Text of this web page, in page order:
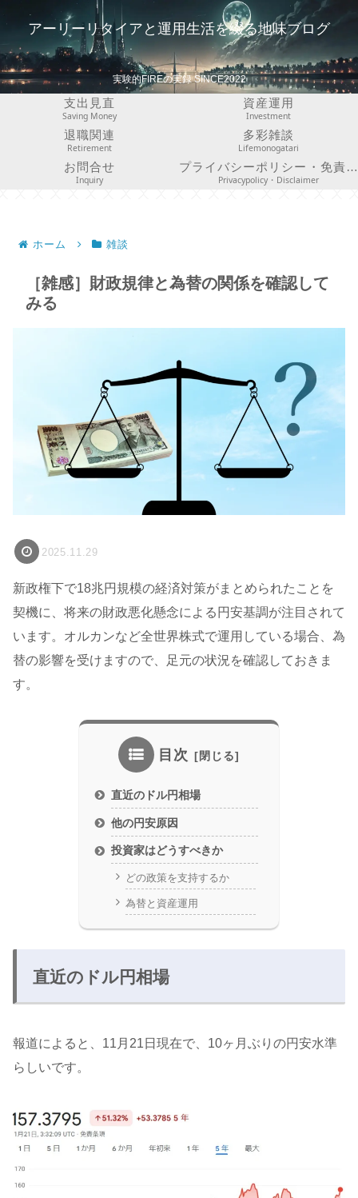
アーリーリタイアと運用生活を綴る地味ブログ
実験的FIREの実録 SINCE2022
支出見直
Saving Money
資産運用
Investment
退職関連
Retirement
多彩雑談
Lifemonogatari
お問合せ
Inquiry
プライバシーポリシー・免責事項
Privacypolicy・Disclaimer
ホーム 雑談
［雑感］財政規律と為替の関係を確認して
みる
2025.11.29
新政権下で18兆円規模の経済対策がまとめられたことを
契機に、将来の財政悪化懸念による円安基調が注目されて
います。オルカンなど全世界株式で運用している場合、為
替の影響を受けますので、足元の状況を確認しておきま
す。
目次
直近のドル円相場
他の円安原因
投資家はどうすべきか
どの政策を支持するか
為替と資産運用
直近のドル円相場
報道によると、11月21日現在で、10ヶ月ぶりの円安水準
らしいです。